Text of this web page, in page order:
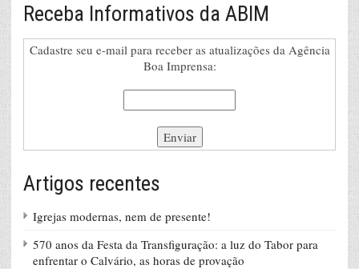
Receba Informativos da ABIM
Cadastre seu e-mail para receber as atualizações da Agência
Boa Imprensa:
Artigos recentes
Igrejas modernas, nem de presente!
570 anos da Festa da Transfiguração: a luz do Tabor para
enfrentar o Calvário, as horas de provação